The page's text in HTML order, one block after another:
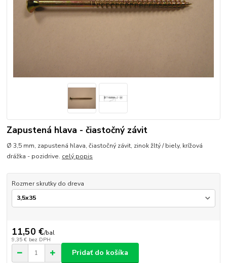
Zapustená hlava - čiastočný závit
Ø 3,5 mm, zapustená hlava, čiastočný závit, zinok žltý / biely, krížová
drážka - pozidrive. celý popis
Rozmer skrutky do dreva
11,50 €/bal
9,35 € bez DPH
Pridať do košíka